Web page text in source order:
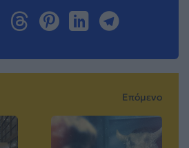
Επόμενο